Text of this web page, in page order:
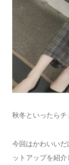
秋冬といったら
今回はかわいい
ットアップを紹